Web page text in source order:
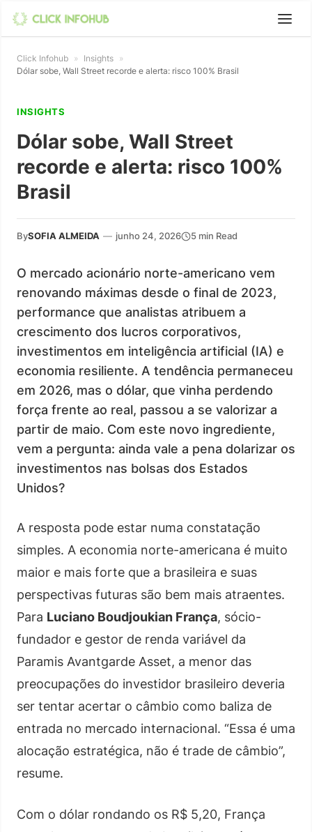
Click Infohub » Insights »
Dólar sobe, Wall Street recorde e alerta: risco 100% Brasil
INSIGHTS
Dólar sobe, Wall Street
recorde e alerta: risco 100%
Brasil
BySOFIA ALMEIDA — junho 24, 2026 5 min Read
O mercado acionário norte-americano vem
renovando máximas desde o final de 2023,
performance que analistas atribuem a
crescimento dos lucros corporativos,
investimentos em inteligência artificial (IA) e
economia resiliente. A tendência permaneceu
em 2026, mas o dólar, que vinha perdendo
força frente ao real, passou a se valorizar a
partir de maio. Com este novo ingrediente,
vem a pergunta: ainda vale a pena dolarizar os
investimentos nas bolsas dos Estados
Unidos?
A resposta pode estar numa constatação
simples. A economia norte-americana é muito
maior e mais forte que a brasileira e suas
perspectivas futuras são bem mais atraentes.
Para Luciano Boudjoukian França, sócio-
fundador e gestor de renda variável da
Paramis Avantgarde Asset, a menor das
preocupações do investidor brasileiro deveria
ser tentar acertar o câmbio como baliza de
entrada no mercado internacional. “Essa é uma
alocação estratégica, não é trade de câmbio”,
resume.
Com o dólar rondando os R$ 5,20, França